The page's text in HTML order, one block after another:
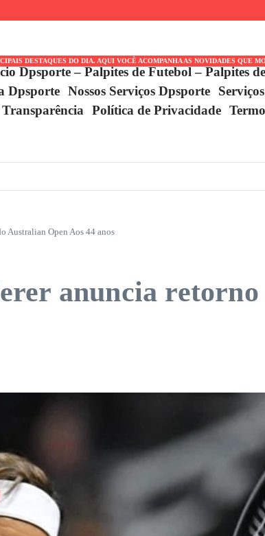
Neo Química Arena
pela Copa
DESTAQUES DO DIA. AQUI VOCÊ ACOMPANHA AS NOVIDADES
Dpsporte – Palpites de Futebol – Palpites
Dpsporte Nossos Serviços Dpsporte
Transparência Política de Privacidade
Australian Open Aos 44 anos
anuncia